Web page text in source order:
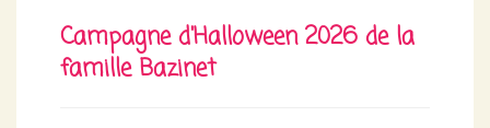
Campagne d'Halloween 2026 de la
famille Bazinet